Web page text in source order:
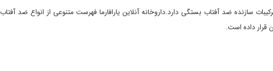
سازنده ضد آفتاب بستگی دارد.داروخانه آنلاین یارافارما فهرست متنوعی از انواع ضد آفتاب
قرار داده است.